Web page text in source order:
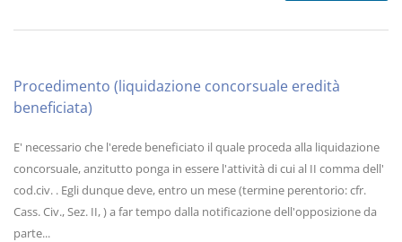
Procedimento (liquidazione concorsuale eredità
beneficiata)
E' necessario che l'erede beneficiato il quale proceda alla liquidazione
concorsuale, anzitutto ponga in essere l'attività di cui al II comma dell'
cod.civ. . Egli dunque deve, entro un mese (termine perentorio: cfr.
Cass. Civ., Sez. II, ) a far tempo dalla notificazione dell'opposizione da
parte...